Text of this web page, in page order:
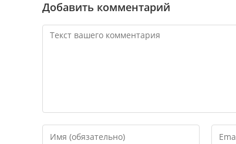
Добавить комментарий